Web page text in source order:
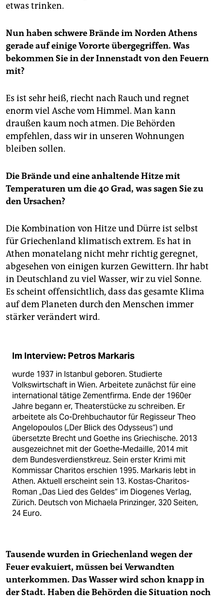
etwas trinken.
Nun haben schwere Brände im Norden Athens
gerade auf einige Vororte übergegriffen. Was
bekommen Sie in der ­Innenstadt von den Feuern
mit?
Es ist sehr heiß, riecht nach Rauch und regnet
enorm viel Asche vom Himmel. Man kann
draußen kaum noch atmen. Die Behörden
empfehlen, dass wir in unseren Wohnungen
bleiben sollen.
Die Brände und eine anhaltende Hitze mit
Temperaturen um die 40 Grad, was sagen Sie zu
den Ursachen?
Die Kombination von Hitze und Dürre ist selbst
für Griechenland klimatisch extrem. Es hat in
Athen monatelang nicht mehr richtig geregnet,
abgesehen von einigen kurzen Gewittern. Ihr habt
in Deutschland zu viel Wasser, wir zu viel Sonne.
Es scheint offensichtlich, dass das gesamte Klima
auf dem Planeten durch den Menschen immer
stärker verändert wird.
Im Interview: Petros Markaris
wurde 1937 in Istanbul geboren. Studierte
Volkswirtschaft in Wien. Arbeitete zunächst für eine
international tätige Zementfirma. Ende der 1960er
Jahre begann er, Theaterstücke zu schreiben. Er
arbeitete als Co-Drehbuchautor für Regisseur Theo
Angelopoulos („Der Blick des Odysseus“) und
übersetzte Brecht und Goethe ins Griechische. 2013
ausgezeichnet mit der Goethe-Medaille, 2014 mit
dem Bundesverdienstkreuz. Sein erster Krimi mit
Kommissar Charitos erschien 1995. Markaris lebt in
Athen. Aktuell erscheint sein 13. Kostas-Charitos-
Roman „Das Lied des Geldes“ im Diogenes Verlag,
Zürich. Deutsch von Michaela Prinzinger, 320 Seiten,
24 Euro.
Tausende wurden in Griechenland wegen der
Feuer evakuiert, müssen bei Verwandten
unterkommen. Das Wasser wird schon knapp in
der Stadt. Haben die Behörden die Situation noch